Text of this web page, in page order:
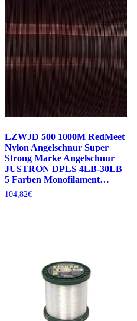
LZWJD 500 1000M RedMeet
Nylon Angelschnur Super
Strong Marke Angelschnur
JUSTRON DPLS 4LB-30LB
5 Farben Monofilament…
104,82€